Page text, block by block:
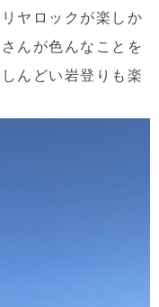
ヤロックが楽しか
んが色んなことを
んどい岩登りも楽